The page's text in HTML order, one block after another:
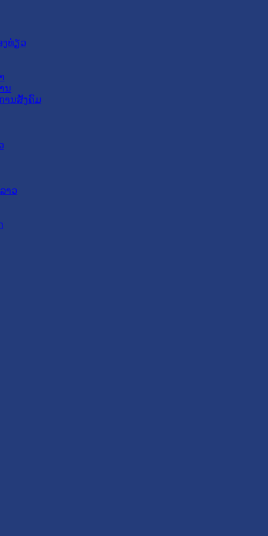
ງທ່ຽວ
ນ
ານສັງຄົມ
າວ